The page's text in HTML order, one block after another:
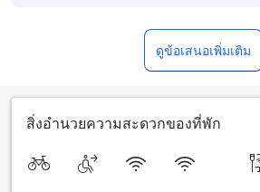
ดูข้อเสนอเพิ่มเติม
สิ่งอำนวยความสะดวกของที่พัก